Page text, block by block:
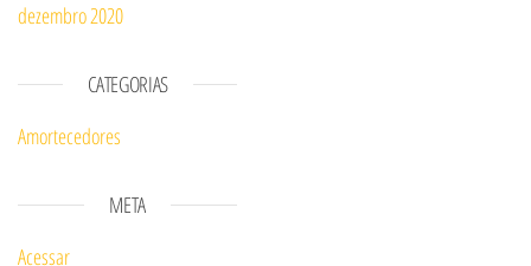
dezembro 2020
CATEGORIAS
Amortecedores
META
Acessar